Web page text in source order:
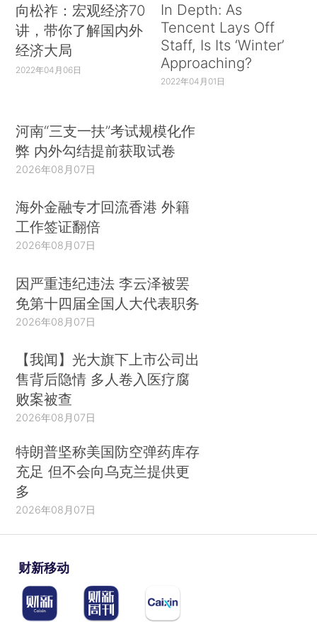
向松祚：宏观经济70
讲，带你了解国内外
经济大局
2022年04月06日
In Depth: As
Tencent Lays Off
Staff, Is Its ‘Winter’
Approaching?
2022年04月01日
河南“三支一扶”考试规模化作
弊 内外勾结提前获取试卷
2026年08月07日
海外金融专才回流香港 外籍
工作签证翻倍
2026年08月07日
因严重违纪违法 李云泽被罢
免第十四届全国人大代表职务
2026年08月07日
【我闻】光大旗下上市公司出
售背后隐情 多人卷入医疗腐
败案被查
2026年08月07日
特朗普坚称美国防空弹药库存
充足 但不会向乌克兰提供更
多
2026年08月07日
财新移动